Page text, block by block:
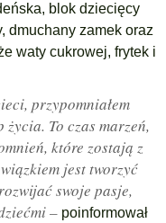
blok dziecięcy
dmuchany zamek oraz
waty cukrowej, frytek i
przypomniałem
To czas marzeń,
które zostają z
jest tworzyć
swoje pasje,
– poinformował